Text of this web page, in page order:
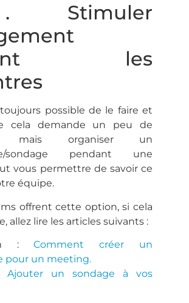
les
toujours possible de le faire et
cela demande un peu de
mais organiser un
sondage pendant une
vous permettre de savoir ce
équipe.
offrent cette option, si cela
allez lire les articles suivants :
:Comment créer un
pour un meeting.
Ajouter un sondage à vos